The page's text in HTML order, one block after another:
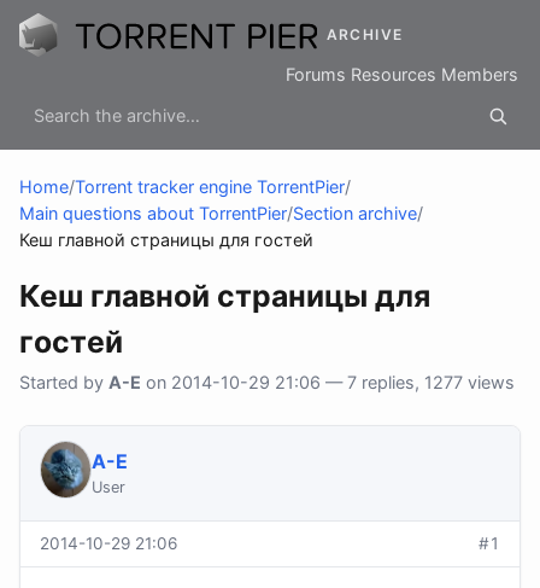
ARCHIVE
Forums Resources Members
Home/Torrent tracker engine TorrentPier/
Main questions about TorrentPier/Section archive/
Кеш главной страницы для гостей
Кеш главной страницы для
гостей
Started by A-E on 2014-10-29 21:06 — 7 replies, 1277 views
A-E
User
2014-10-29 21:06 #1